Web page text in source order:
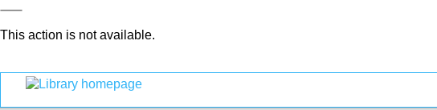
This action is not available.